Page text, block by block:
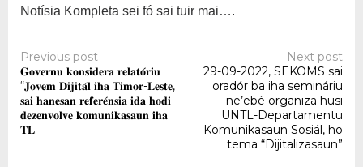
Notísia Kompleta sei fó sai tuir mai….
Post
navigation
Previous post
𝐆𝐨𝐯𝐞𝐫𝐧𝐮 𝐤𝐨𝐧𝐬𝐢𝐝𝐞𝐫𝐚 𝐫𝐞𝐥𝐚𝐭𝐨́𝐫𝐢𝐮
“𝐉𝐨𝐯𝐞𝐦 𝐃𝐢𝐣𝐢𝐭𝐚́𝐥 𝐢𝐡𝐚 𝐓𝐢𝐦𝐨𝐫-𝐋𝐞𝐬𝐭𝐞,
𝐬𝐚𝐢 𝐡𝐚𝐧𝐞𝐬𝐚𝐧 𝐫𝐞𝐟𝐞𝐫𝐞́𝐧𝐬𝐢𝐚 𝐢𝐝𝐚 𝐡𝐨𝐝𝐢
𝐝𝐞𝐳𝐞𝐧𝐯𝐨𝐥𝐯𝐞 𝐤𝐨𝐦𝐮𝐧𝐢𝐤𝐚𝐬𝐚𝐮𝐧 𝐢𝐡𝐚
𝐓𝐋.
Next post
29-09-2022, SEKOMS sai
oradór ba iha semináriu
ne’ebé organiza husi
UNTL-Departamentu
Komunikasaun Sosiál, ho
tema “Dijitalizasaun”